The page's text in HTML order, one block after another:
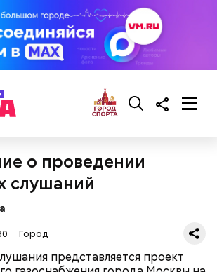
о проведении
слушаний
Город
представляется проект
на канал "Вечерней Москвы"